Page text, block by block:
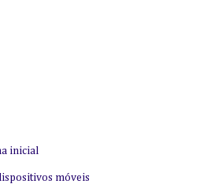
inicial
móveis